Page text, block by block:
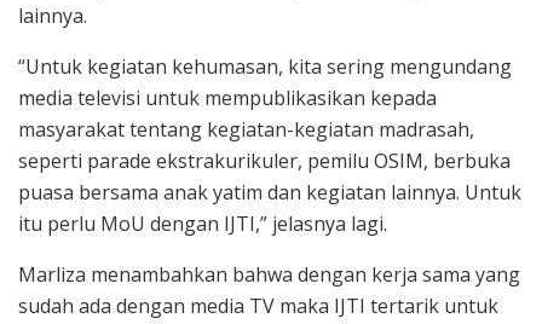
lainnya.
“Untuk kegiatan kehumasan, kita sering mengundang
media televisi untuk mempublikasikan kepada
masyarakat tentang kegiatan-kegiatan madrasah,
seperti parade ekstrakurikuler, pemilu OSIM, berbuka
puasa bersama anak yatim dan kegiatan lainnya. Untuk
itu perlu MoU dengan IJTI,” jelasnya lagi.
Marliza menambahkan bahwa dengan kerja sama yang
sudah ada dengan media TV maka IJTI tertarik untuk